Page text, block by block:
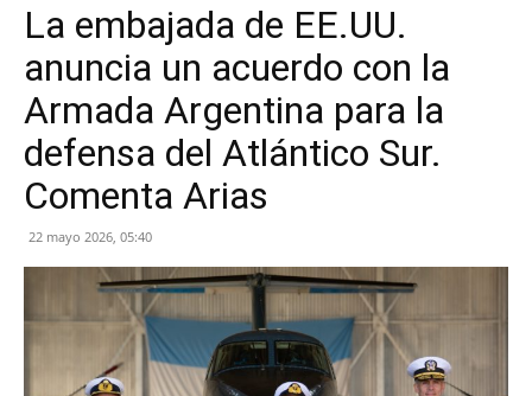
La embajada de EE.UU.
anuncia un acuerdo con la
Armada Argentina para la
defensa del Atlántico Sur.
Comenta Arias
22 mayo 2026, 05:40